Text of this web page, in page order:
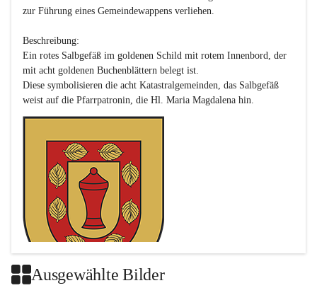
zur Führung eines Gemeindewappens verliehen.
Beschreibung:
Ein rotes Salbgefäß im goldenen Schild mit rotem Innenbord, der
mit acht goldenen Buchenblättern belegt ist.
Diese symbolisieren die acht Katastralgemeinden, das Salbgefäß
Ausgewählte Bilder